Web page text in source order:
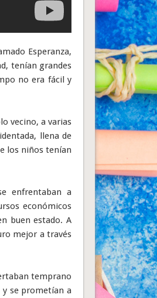
Esperanza,
tenían grandes
no era fácil y
vecino, a varias
llena de
los niños tenían
enfrentaban a
económicos
buen estado. A
mejor a través
temprano
y se prometían a